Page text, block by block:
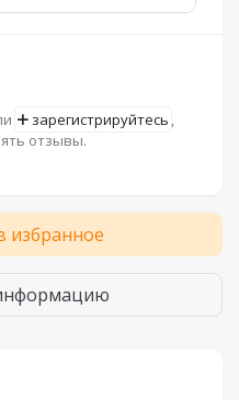
зарегистрируйтесь ,
отзывы.
избранное